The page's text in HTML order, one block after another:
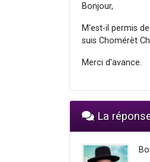
Bonjour,
M'est-il permis
suis Chomérèt
Merci d'avance.
La